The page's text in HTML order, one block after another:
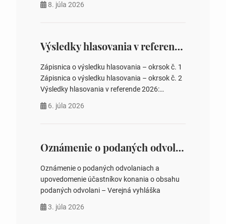
rokovania 2. Schválenie návrhovej komisie a
zastupiteľstiev, počtu poslancov obecných
zastupiteľstiev v nich 4. Schválenie odpredaja
obecného pozemku –…
8. júla 2026
Výsledky hlasovania v referende 2026
Zápisnica o výsledku hlasovania – okrsok č. 1
Zápisnica o výsledku hlasovania – okrsok č. 2
Výsledky hlasovania v referende 2026:
na hlasovaní https://www.volbysr.sk/…
6. júla 2026
Oznámenie o podaných odvolaniach a upovedomenie účastníkov konania o obsahu podaných odvolani – Verejná vyhláška
Oznámenie o podaných odvolaniach a
upovedomenie účastníkov konania o obsahu
podaných odvolani – Verejná vyhláška
3. júla 2026